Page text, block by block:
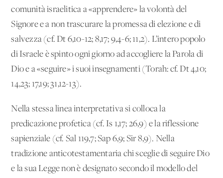
comunità israelitica a «apprendere» la volontà del
Signore e a non trascurare la promessa di elezione e di
salvezza (cf. Dt 6,10-12; 8,17; 9,4-6; 11,2). L’intero popolo
di Israele è spinto ogni giorno ad accogliere la Parola di
Dio e a «seguire» i suoi insegnamenti (Torah: cf. Dt 4,10;
14,23; 17,19; 31,12-13).
Nella stessa linea interpretativa si colloca la
predicazione profetica (cf. Is 1,17; 26,9) e la riflessione
sapienziale (cf. Sal 119,7; Sap 6,9; Sir 8,9). Nella
tradizione anticotestamentaria chi sceglie di seguire Dio
e la sua Legge non è designato secondo il modello del